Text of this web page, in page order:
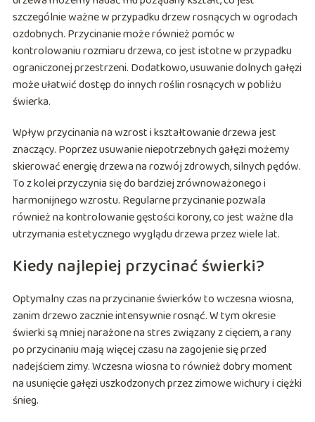
szczególnie ważne w przypadku drzew rosnących w ogrodach
ozdobnych. Przycinanie może również pomóc w
kontrolowaniu rozmiaru drzewa, co jest istotne w przypadku
ograniczonej przestrzeni. Dodatkowo, usuwanie dolnych gałęzi
może ułatwić dostęp do innych roślin rosnących w pobliżu
świerka.
Wpływ przycinania na wzrost i kształtowanie drzewa jest
znaczący. Poprzez usuwanie niepotrzebnych gałęzi możemy
skierować energię drzewa na rozwój zdrowych, silnych pędów.
To z kolei przyczynia się do bardziej zrównoważonego i
harmonijnego wzrostu. Regularne przycinanie pozwala
również na kontrolowanie gęstości korony, co jest ważne dla
utrzymania estetycznego wyglądu drzewa przez wiele lat.
Kiedy najlepiej przycinać świerki?
Optymalny czas na przycinanie świerków to wczesna wiosna,
zanim drzewo zacznie intensywnie rosnąć. W tym okresie
świerki są mniej narażone na stres związany z cięciem, a rany
po przycinaniu mają więcej czasu na zagojenie się przed
nadejściem zimy. Wczesna wiosna to również dobry moment
na usunięcie gałęzi uszkodzonych przez zimowe wichury i ciężki
śnieg.